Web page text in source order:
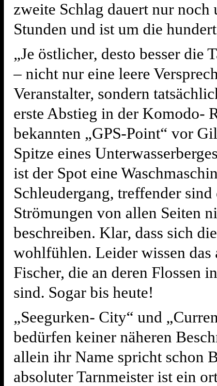
zweite Schlag dauert nur noch
Stunden und ist um die
„Je östlicher, desto besser die
– nicht nur eine leere
Veranstalter, sondern
erste Abstieg in der Komodo-
bekannten „GPS-Point“ vor
Spitze eines
ist der Spot eine
Schleudergang, treffender sind
Strömungen von allen Seiten
beschreiben. Klar, dass sich
wohlfühlen. Leider wissen das
Fischer, die an deren Flossen
sind. Sogar bis heute!
„Seegurken- City“ und
bedürfen keiner näheren
allein ihr Name spricht schon
absoluter Tarnmeister ist ein